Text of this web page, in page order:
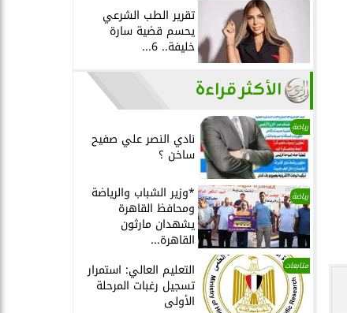
تقرير الطب الشرعي
يحسم قضية سارة
خليفة.. 6...
الأكثر قراءة
رياضة
نادي النصر علي صفيح
ساخن ؟
رياضة *وزير الشباب والرياضة
ومحافظ القاهرة
يشهدان مارثون
القاهرة...
متابعات التعليم العالي: استمرار
تسجيل رغبات المرحلة
الأولى